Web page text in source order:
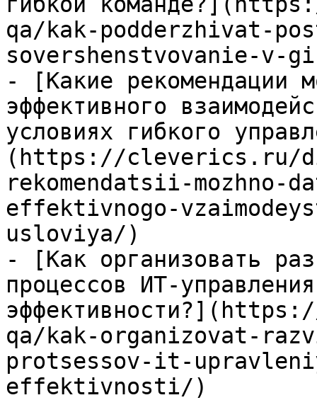
qa/kak-podderzhivat-
sovershenstvovanie-v-
- [Какие рекомендации
эффективного
условиях гибкого
(https://cleverics.ru/
rekomendatsii-mozhno-
effektivnogo-
usloviya/)
- [Как организовать
процессов ИТ-
qa/kak-organizovat-
protsessov-it-
effektivnosti/)